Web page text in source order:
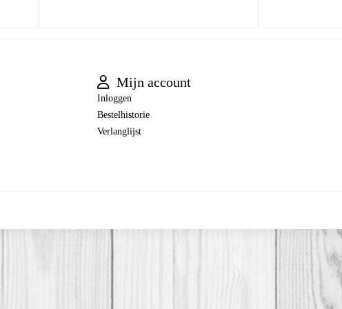
Mijn account
Inloggen
Bestelhistorie
Verlanglijst